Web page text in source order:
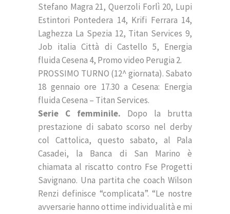
Stefano Magra 21, Querzoli Forlì 20, Lupi
Estintori Pontedera 14, Krifi Ferrara 14,
Laghezza La Spezia 12, Titan Services 9,
Job italia Città di Castello 5, Energia
fluida Cesena 4, Promo video Perugia 2.
PROSSIMO TURNO (12^ giornata). Sabato
18 gennaio ore 17.30 a Cesena: Energia
fluida Cesena – Titan Services.
Serie C femminile. Dopo la brutta
prestazione di sabato scorso nel derby
col Cattolica, questo sabato, al Pala
Casadei, la Banca di San Marino è
chiamata al riscatto contro Fse Progetti
Savignano. Una partita che coach Wilson
Renzi definisce “complicata”. “Le nostre
avversarie hanno ottime individualità e mi